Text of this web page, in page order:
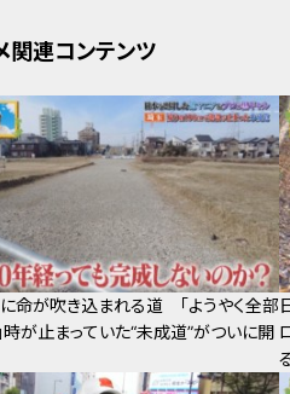
関連コンテンツ
命が吹き込まれる道 「ようやく全部
時が止まっていた“未成道”がついに開